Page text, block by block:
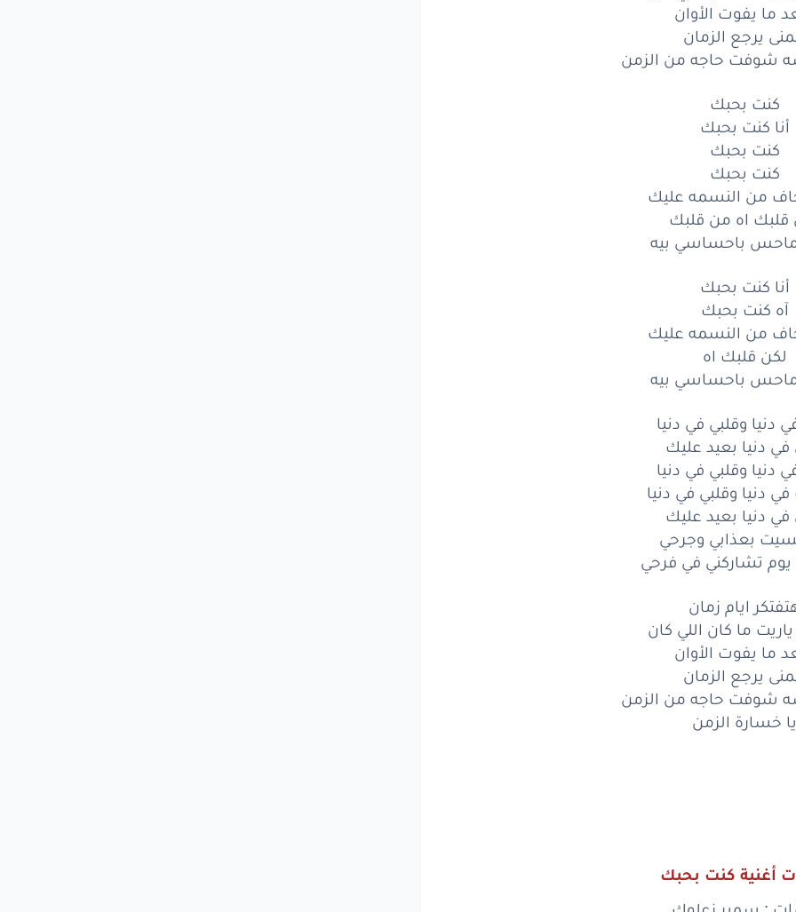
الجراح
آه، لسهالندم
كان في ايدك
ايامزمان
ما كان
ايام زمان
ما كاناللي كان
ما يفوتالأوان
يرجعالزمان
ما يفوت الأوان
ايامزمان
ما كان اللي كان
ايامزمانيازمان
ما كاناللي كان
ما يفوتالأوان
يرجعالزمان
ما يفوتالأوان
يرجعالزمان
كنتبحبك
ما يفوت الأوان
يرجع الزمان
شوفت حاجه من الزمن
كنت بحبك
أنا كنت بحبك
كنت بحبك
كنت بحبك
من النسمه عليك
قلبك اه من قلبك
باحساسي بيه
أنا كنت بحبك
آه كنت بحبك
من النسمه عليك
لكن قلبك اه
باحساسي بيه
دنيا وقلبي في دنيا
في دنيا بعيد عليك
دنيا وقلبي في دنيا
في دنيا وقلبي في دنيا
في دنيا بعيد عليك
بعذابي وجرحي
يوم تشاركني في فرحي
ايام زمان
ما كان اللي كان
ما يفوت الأوان
يرجع الزمان
شوفت حاجه من الزمن
يا خسارة الزمن
أغنية كنت بحبك